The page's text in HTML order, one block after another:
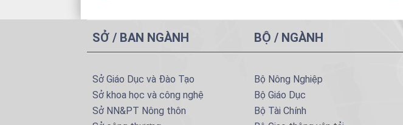
SỞ / BAN NGÀNH
Sở Giáo Dục và Đào Tạo
Sở khoa học và công nghệ
Sở NN&PT Nông thôn
BỘ / NGÀNH
Bộ Nông Nghiệp
Bộ Giáo Dục
Bộ Tài Chính